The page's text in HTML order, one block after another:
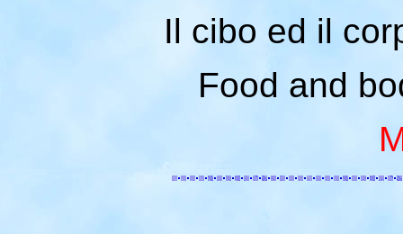
Il cibo ed il
Food and